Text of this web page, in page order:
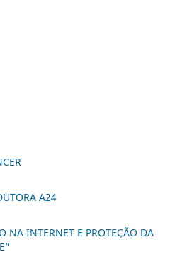
A24
NA INTERNET E PROTEÇÃO DA